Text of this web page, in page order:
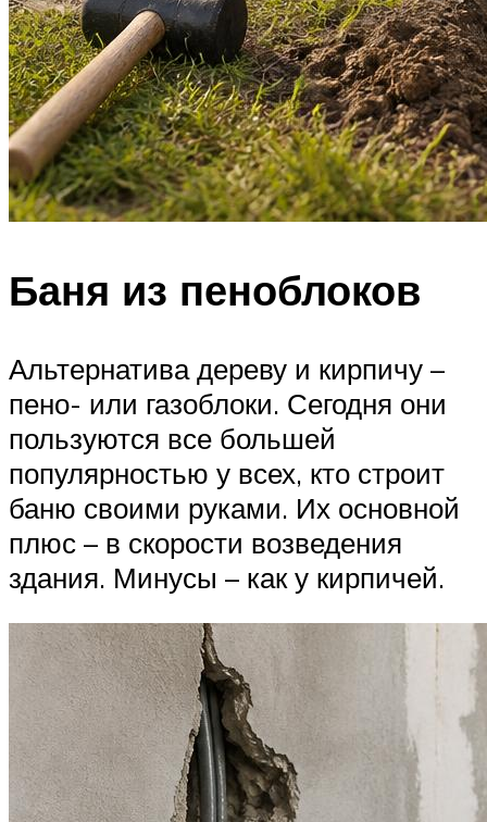
Баня из пеноблоков
Альтернатива дереву и кирпичу –
пено- или газоблоки. Сегодня они
пользуются все большей
популярностью у всех, кто строит
баню своими руками. Их основной
плюс – в скорости возведения
здания. Минусы – как у кирпичей.